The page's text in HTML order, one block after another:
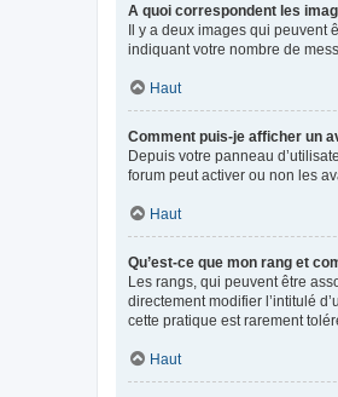
A quoi correspondent les
Il y a deux images qui peuvent
indiquant votre nombre de
Haut
Comment puis-je afficher un
Depuis votre panneau
forum peut activer ou non les
Haut
Qu’est-ce que mon rang et
Les rangs, qui peuvent être
directement modifier l’intitulé
cette pratique est rarement
Haut